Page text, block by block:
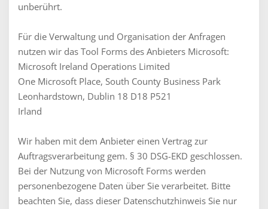
unberührt.
Für die Verwaltung und Organisation der Anfragen
nutzen wir das Tool Forms des Anbieters Microsoft:
Microsoft Ireland Operations Limited
One Microsoft Place, South County Business Park
Leonhardstown, Dublin 18 D18 P521
Irland
Wir haben mit dem Anbieter einen Vertrag zur
Auftragsverarbeitung gem. § 30 DSG-EKD geschlossen.
Bei der Nutzung von Microsoft Forms werden
personenbezogene Daten über Sie verarbeitet. Bitte
beachten Sie, dass dieser Datenschutzhinweis Sie nur